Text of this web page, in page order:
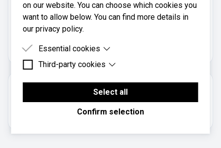
Real Økonomi AS er registrert i
993372277.
Om regnskapsbyrået
on our website. You can choose which cookies you
want to allow below. You can find more details in
our privacy policy.
Essential cookies
Essential cookies are cookies that are needed for
Third-party cookies
Third-party cookies are cookies set by third-party
software to enable features such as Google
Maps.
Select all
Confirm selection